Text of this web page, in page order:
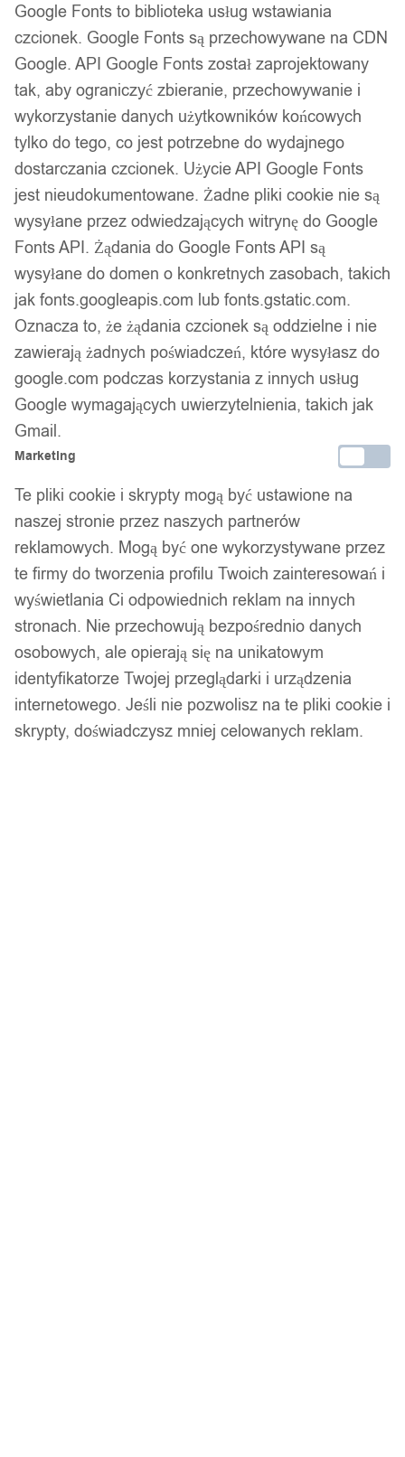
Naszyjnik drewniany nepal
buddyjski mala tybetański
paw ręcznie wykonany
64,99zł
Darmowa dostawa od 90 zł
Dostawa w 24h
Zamówienia złożone do 14:00 wysyłamy tego samego dnia.
Dostawa w 24h
Zamówienia złożone do 14:00 wysyłamy tego samego dnia.
Kod produktu: EL80
Dostępny w magazynie - szybka dostawa
Zamówienia złożone do 14:00 w dni robocze wysyłamy tego
samego dnia.
Bezpieczne płatności
14 dni na zwrot
Google Fonts to biblioteka usług wstawiania
czcionek. Google Fonts są przechowywane na CDN
Google. API Google Fonts został zaprojektowany
tak, aby ograniczyć zbieranie, przechowywanie i
wykorzystanie danych użytkowników końcowych
tylko do tego, co jest potrzebne do wydajnego
dostarczania czcionek. Użycie API Google Fonts
jest nieudokumentowane. Żadne pliki cookie nie są
wysyłane przez odwiedzających witrynę do Google
Fonts API. Żądania do Google Fonts API są
wysyłane do domen o konkretnych zasobach, takich
jak fonts.googleapis.com lub fonts.gstatic.com.
Oznacza to, że żądania czcionek są oddzielne i nie
zawierają żadnych poświadczeń, które wysyłasz do
google.com podczas korzystania z innych usług
Google wymagających uwierzytelnienia, takich jak
Gmail.
Marketing
Te pliki cookie i skrypty mogą być ustawione na
naszej stronie przez naszych partnerów
reklamowych. Mogą być one wykorzystywane przez
te firmy do tworzenia profilu Twoich zainteresowań i
wyświetlania Ci odpowiednich reklam na innych
stronach. Nie przechowują bezpośrednio danych
osobowych, ale opierają się na unikatowym
identyfikatorze Twojej przeglądarki i urządzenia
internetowego. Jeśli nie pozwolisz na te pliki cookie i
skrypty, doświadczysz mniej celowanych reklam.